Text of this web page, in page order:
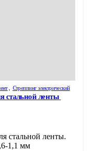
, Стреппинг электрический
стальной ленты
стальной ленты.
1,1 мм